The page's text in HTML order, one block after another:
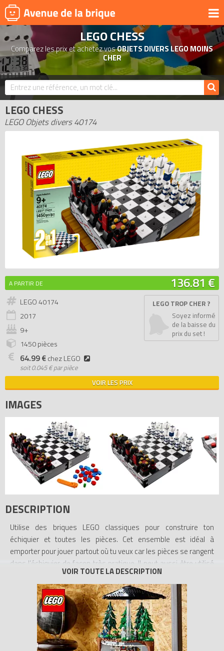
UNIVERS
PRODUITS DÉRIVÉS
NOUVEAUTÉS
LEGO 2026
ACTUALITÉS
ASSOCIATIONS DE FANS
EXPOSITIONS LEGO
LEGO LES PLUS CHERS
DERNIERS LEGO AJOUTÉS
LEGO CHESS
Comparez les prix et achetez vosOBJETS DIVERS LEGO MOINS
CHER
LEGO CHESS
LEGO Objets divers 40174
A PARTIR DE 136.81 €
LEGO 40174
2017
9+
1450 pièces
64.99 €chez LEGO
soit0.045 € par pièce
LEGO TROP CHER ?
Soyez informé
de la baisse du
prix du set !
VOIR LES PRIX
IMAGES
DESCRIPTION
Utilise des briques LEGO classiques pour construire ton
échiquier et toutes les pièces. Cet ensemble est idéal à
emporter pour jouer partout où tu veux car les pièces se rangent
dans l’échiquier de façon très pratique. Il peut aussi être utilisé
pour jouer aux dames.
- Inclut un échiquier à construire et des pièces de jeu à
construire.
- L’échiquier s’ouvre pour ranger toutes les pièces de jeu à
l’intérieur.
- Peut aussi être utilisé pour jouer aux dames.